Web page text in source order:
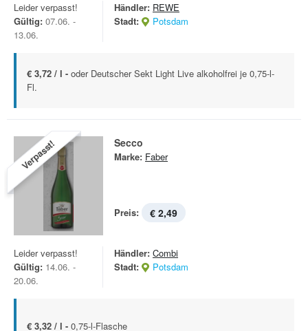
Leider verpasst!
Gültig: 07.06. -
13.06.
Händler: REWE
Stadt:
Potsdam
€ 3,72 / l - oder Deutscher Sekt Light Live alkoholfrei je 0,75-l-
Fl.
Verpasst! Secco
Marke: Faber
Preis: € 2,49
Leider verpasst!
Gültig: 14.06. -
20.06.
Händler: Combi
Stadt:
Potsdam
€ 3,32 / l - 0,75-l-Flasche